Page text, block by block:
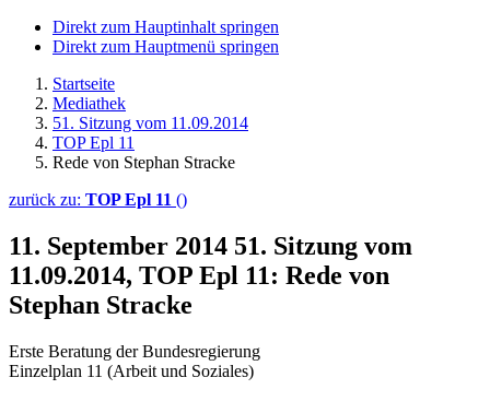
Direkt zum Hauptinhalt springen
Direkt zum Hauptmenü springen
Startseite
Mediathek
51. Sitzung vom 11.09.2014
TOP Epl 11
Rede von Stephan Stracke
zurück zu: TOP Epl 11 ()
11. September 2014 51. Sitzung vom
11.09.2014, TOP Epl 11: Rede von
Stephan Stracke
Erste Beratung der Bundesregierung
Einzelplan 11 (Arbeit und Soziales)